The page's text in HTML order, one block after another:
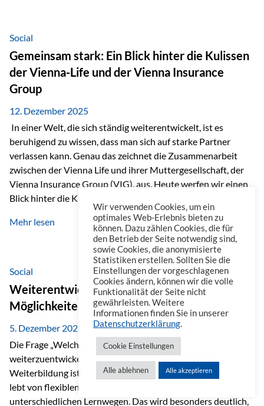
hinzukommen, spielt nicht nur die Rendite eine Rolle. Auch
steuerliche Effekte haben einen erheblichen Einfluss auf…
Social
Gemeinsam stark: Ein Blick hinter die Kulissen
der Vienna-Life und der Vienna Insurance
Group
12. Dezember 2025
In einer Welt, die sich ständig weiterentwickelt, ist es
beruhigend zu wissen, dass man sich auf starke Partner
verlassen kann. Genau das zeichnet die Zusammenarbeit
zwischen der Vienna Life und ihrer Muttergesellschaft, der
Vienna Insurance Group (VIG), aus. Heute werfen wir einen
Blick hinter die Kulissen auf eine Unternehmensgruppe mit
beeindruckender Geschichte, gewachsenem Know-how und
einem stabilen Fundament. Ein starkes Netzwerk in ganz
Europa Die Vienna Insurance Group ist die führende
Versicherungsgruppe in Zentral- und Osteuropa. Mit über
50 Versicherungsgesellschaften in insgesamt 30 Ländern
verbindet sie regionale Stärke mit internationaler
Kompetenz.
Mehr lesen
Social
Weiterentwicklung im Berufsalltag: Welche
Möglichkeiten es gibt
5. Dezember 2025
Die Frage „Welche Möglichkeiten gibt es, sich
weiterzuentwickeln?“ lässt sich heute vielseitig beantworten.
Weiterbildung ist längst kein starrer Prozess mehr, sondern
lebt von flexiblen Formaten, individuellen Bedürfnissen und
unterschiedlichen Lernwegen. Das wird besonders deutlich,
Wir verwenden Cookies, um ein
optimales Web-Erlebnis bieten zu
können. Dazu zählen Cookies, die für
den Betrieb der Seite notwendig sind,
sowie Cookies, die anonymisierte
Statistiken erstellen. Sollten Sie die
Einstellungen der vorgeschlagenen
Cookies ändern, können wir die volle
Funktionalität der Seite nicht
gewährleisten. Weitere
Informationen finden Sie in unserer
Datenschutzerklärung.
Cookie Einstellungen
Alle ablehnen Alle akzeptieren